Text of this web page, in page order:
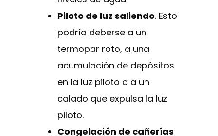
Piloto de luz saliendo. Esto
podría deberse a un
termopar roto, a una
acumulación de depósitos
en la luz piloto o a un
calado que expulsa la luz
piloto.
Congelación de cañerías